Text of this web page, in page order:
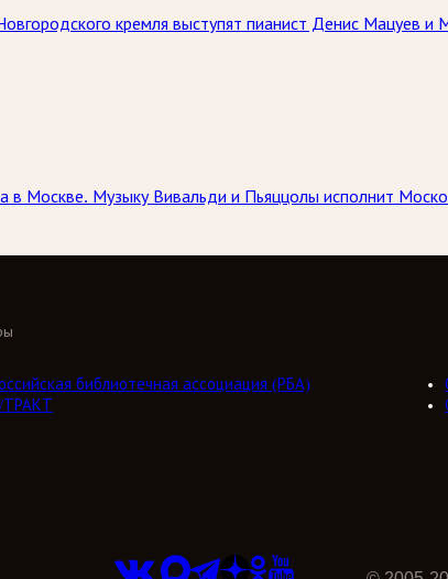
кремля выступят пианист Денис Мацуев и
в Москве. Музыку Вивальди и Пьяццолы исполнит
библиотечная ассоциация (РБА)
ТРАКТ